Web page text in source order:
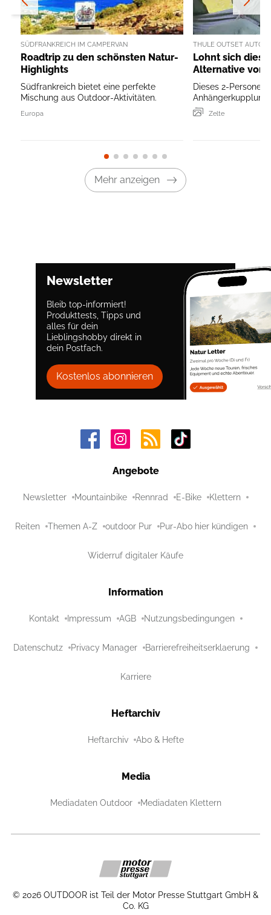
SÜDFRANKREICH IM CAMPERVAN
Roadtrip zu den schönsten Natur-
Highlights
Südfrankreich bietet eine perfekte
Mischung aus Outdoor-Aktivitäten.
Europa
THULE OUTSET
Lohnt sich
Alternative von
Dieses 2-
Anhängerkupplung
Zelte
Mehr anzeigen
Newsletter
Bleib top-informiert!
Produkttests, Tipps und
alles für dein
Lieblingshobby direkt in
dein Postfach.
Kostenlos abonnieren
Angebote
Newsletter Mountainbike Rennrad E-Bike Klettern
Reiten Themen A-Z outdoor Pur Pur-Abo hier kündigen
Widerruf digitaler Käufe
Information
Kontakt Impressum AGB Nutzungsbedingungen
Datenschutz Privacy Manager Barrierefreiheitserklaerung
Karriere
Heftarchiv
Heftarchiv Abo & Hefte
Media
Mediadaten Outdoor Mediadaten Klettern
© 2026 OUTDOOR ist Teil der Motor Presse Stuttgart GmbH &
Co. KG